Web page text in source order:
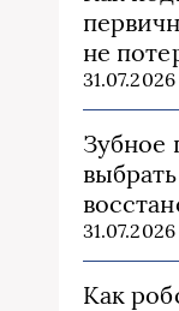
не
31.07.2026
Зубное
31.07.2026
Как